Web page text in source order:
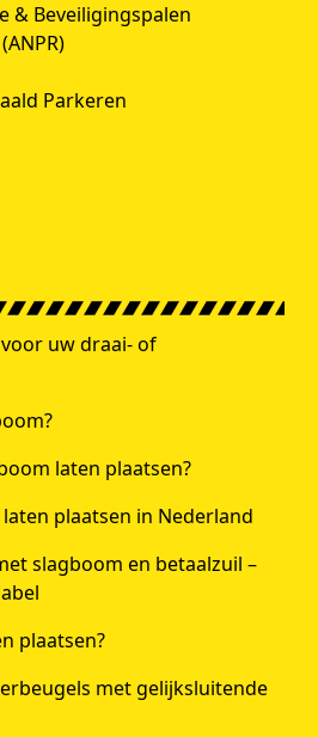
& Beveiligingspalen
Parkeren
uw draai- of
laten plaatsen?
plaatsen in Nederland
slagboom en betaalzuil –
plaatsen?
met gelijksluitende